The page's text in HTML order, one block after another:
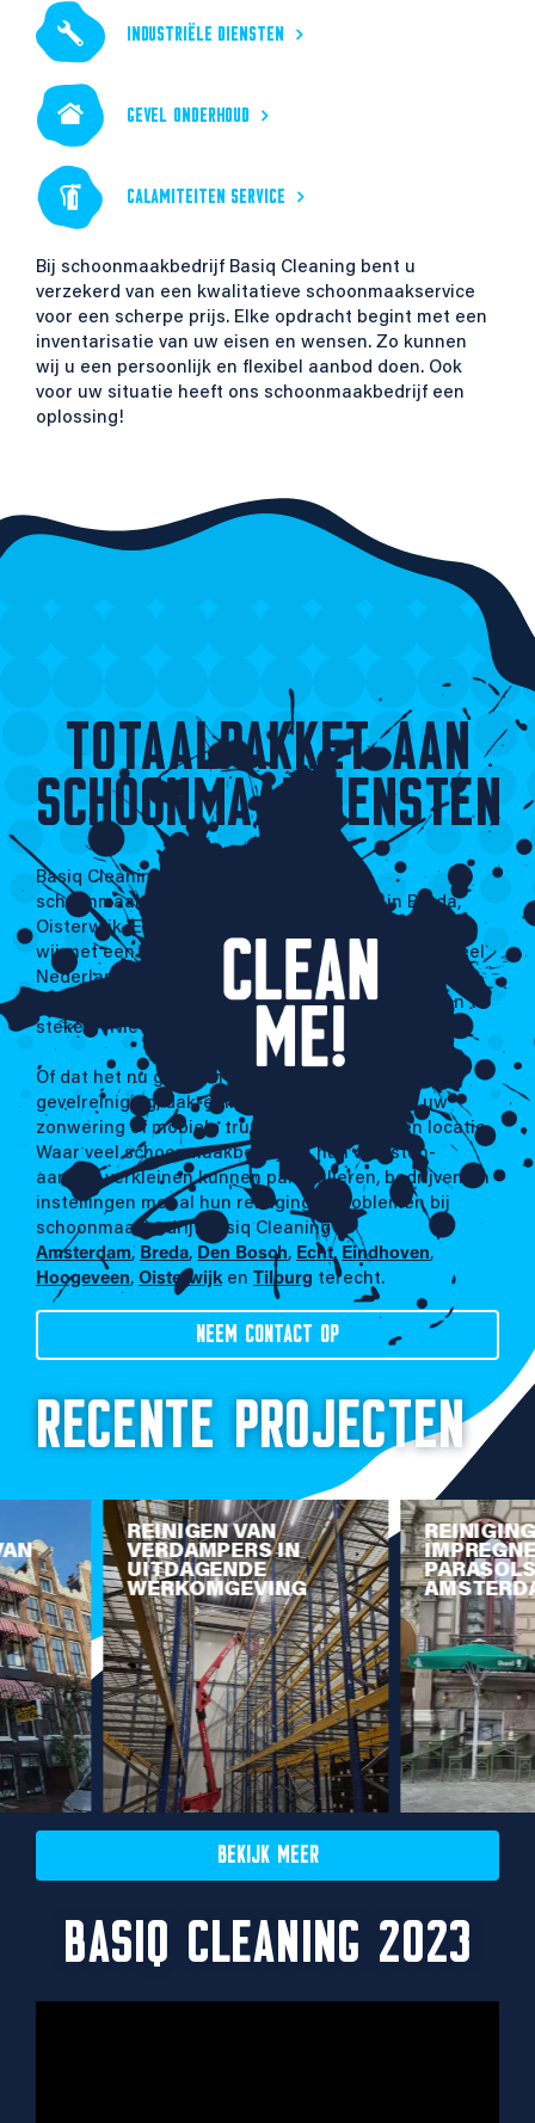
INDUSTRIËLE DIENSTEN
GEVEL ONDERHOUD
CALAMITEITEN SERVICE
Bij schoonmaakbedrijf Basiq Cleaning bent u
verzekerd van een kwalitatieve schoonmaakservice
voor een scherpe prijs. Elke opdracht begint met een
inventarisatie van uw eisen en wensen. Zo kunnen
wij u een persoonlijk en flexibel aanbod doen. Ook
voor uw situatie heeft ons schoonmaakbedrijf een
oplossing!
TOTAALPAKKET AAN
SCHOONMAAKDIENSTEN
Basiq Cleaning is een jong en flexibel
schoonmaakbedrijf. Vanuit onze locaties in Breda,
Oisterwijk, Echt, Hoogeveen en Amsterdam werken
wij met een enthousiast team van mensen door heel
Nederland. Wij staan 24 uur per dag, 7 dagen per
week voor u klaar om onze handen uit de mouwen te
steken. “Niet lullen maar poetsen!”
Of dat het nu gaat om interieurverzorging,
gevelreiniging, dakreiniging, het reinigen van uw
zonwering of mobiele truckwash op uw eigen locatie.
Waar veel schoonmaakbedrijven hun diensten-
aanbod verkleinen kunnen particulieren, bedrijven en
instellingen met al hun reinigings- problemen bij
schoonmaakbedrijf Basiq Cleaning in
Amsterdam, Breda, Den Bosch, Echt, Eindhoven,
Hoogeveen, Oisterwijk en Tilburg terecht.
NEEM CONTACT OP
RECENTE PROJECTEN
REINIGING
CONDENSORS
KOELHUIS IN
HELMOND
REINIGING
BIJ VVE IN
OISTERWIJK
BEKIJK MEER
BASIQ CLEANING 2023